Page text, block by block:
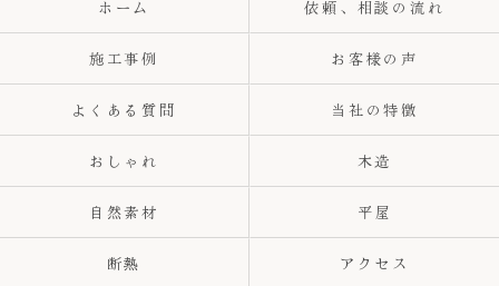
ホーム 依頼、相談の流れ
施工事例 お客様の声
よくある質問 当社の特徴
おしゃれ 木造
自然素材 平屋
断熱 アクセス